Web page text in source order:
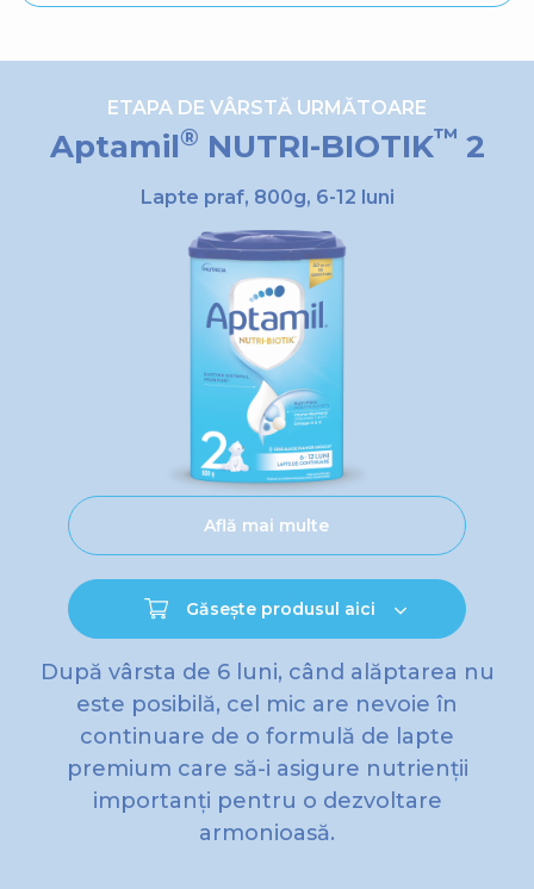
ETAPA DE VÂRSTĂ URMĂTOARE
Aptamil® NUTRI-BIOTIK™ 2
Lapte praf, 800g, 6-12 luni
Află mai multe
Găsește produsul aici
După vârsta de 6 luni, când alăptarea nu
este posibilă, cel mic are nevoie în
continuare de o formulă de lapte
premium care să-i asigure nutrienții
importanți pentru o dezvoltare
armonioasă.